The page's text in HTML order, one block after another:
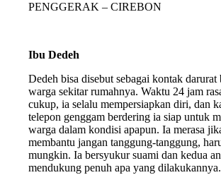
PENGGERAK – CIREBON
Ibu Dedeh
Dedeh bisa disebut sebagai kontak darurat
warga sekitar rumahnya. Waktu 24 jam
cukup, ia selalu mempersiapkan diri, dan
telepon genggam berdering ia siap untuk
warga dalam kondisi apapun. Ia merasa
membantu jangan tanggung-tanggung,
mungkin. Ia bersyukur suami dan kedua
mendukung penuh apa yang dilakukannya.